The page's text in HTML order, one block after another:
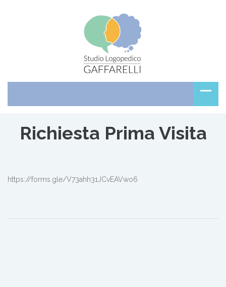
Richiesta Prima Visita
https://forms.gle/V73ahh31JCvEAVwo6